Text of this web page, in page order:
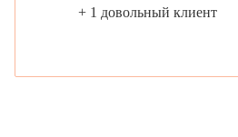
+ 1 довольный клиент